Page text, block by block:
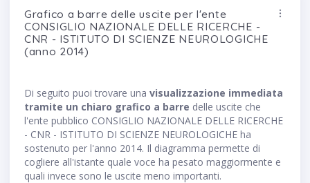
Grafico a barre delle uscite per l'ente
CONSIGLIO NAZIONALE DELLE RICERCHE -
CNR - ISTITUTO DI SCIENZE NEUROLOGICHE
(anno 2014)
Di seguito puoi trovare una visualizzazione immediata
tramite un chiaro grafico a barre delle uscite che
l'ente pubblico CONSIGLIO NAZIONALE DELLE RICERCHE
- CNR - ISTITUTO DI SCIENZE NEUROLOGICHE ha
sostenuto per l'anno 2014. Il diagramma permette di
cogliere all'istante quale voce ha pesato maggiormente e
quali invece sono le uscite meno importanti.